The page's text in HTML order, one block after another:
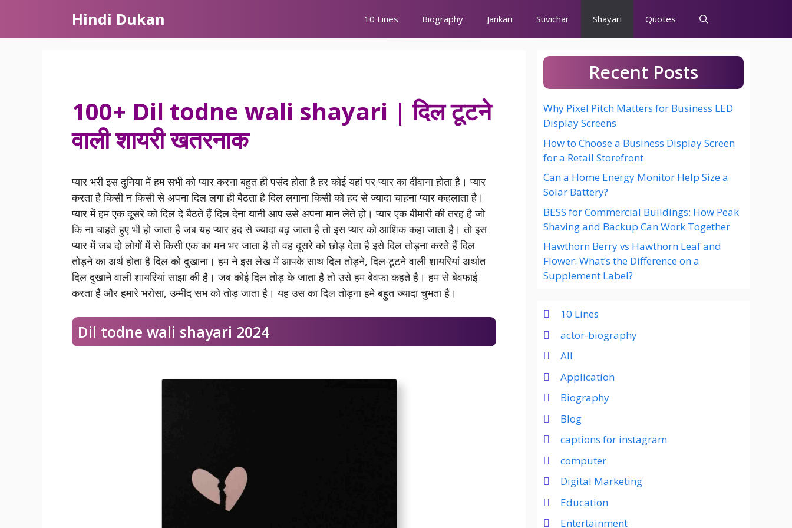
content
Hindi Dukan 10 Lines Biography Jankari Suvichar Shayari Quotes
100+ Dil todne wali shayari | दिल टूटने
वाली शायरी खतरनाक
प्यार भरी इस दुनिया में हम सभी को प्यार करना बहुत ही पसंद होता है हर कोई यहां पर प्यार का दीवाना होता है। प्यार
करता है किसी न किसी से अपना दिल लगा ही बैठता है दिल लगाना किसी को हद से ज्यादा चाहना प्यार कहलाता है।
प्यार में हम एक दूसरे को दिल दे बैठते हैं दिल देना यानी आप उसे अपना मान लेते हो। प्यार एक बीमारी की तरह है जो
कि ना चाहते हुए भी हो जाता है जब यह प्यार हद से ज्यादा बढ़ जाता है तो इस प्यार को आशिक कहा जाता है। तो इस
प्यार में जब दो लोगों में से किसी एक का मन भर जाता है तो वह दूसरे को छोड़ देता है इसे दिल तोड़ना करते हैं दिल
तोड़ने का अर्थ होता है दिल को दुखाना। हम ने इस लेख में आपके साथ दिल तोड़ने, दिल टूटने वाली शायरियां अर्थात
दिल दुखाने वाली शायरियां साझा की है। जब कोई दिल तोड़ के जाता है तो उसे हम बेवफा कहते है। हम से बेवफाई
करता है और हमारे भरोसा, उम्मीद सभ को तोड़ जाता है। यह उस का दिल तोड़ना हमे बहुत ज्यादा चुभता है।
Dil todne wali shayari 2024
Recent Posts
Why Pixel Pitch Matters for Business LED
Display Screens
How to Choose a Business Display Screen
for a Retail Storefront
Can a Home Energy Monitor Help Size a
Solar Battery?
BESS for Commercial Buildings: How Peak
Shaving and Backup Can Work Together
Hawthorn Berry vs Hawthorn Leaf and
Flower: What’s the Difference on a
Supplement Label?
10 Lines
actor-biography
All
Application
Biography
Blog
captions for instagram
computer
Digital Marketing
Education
Entertainment